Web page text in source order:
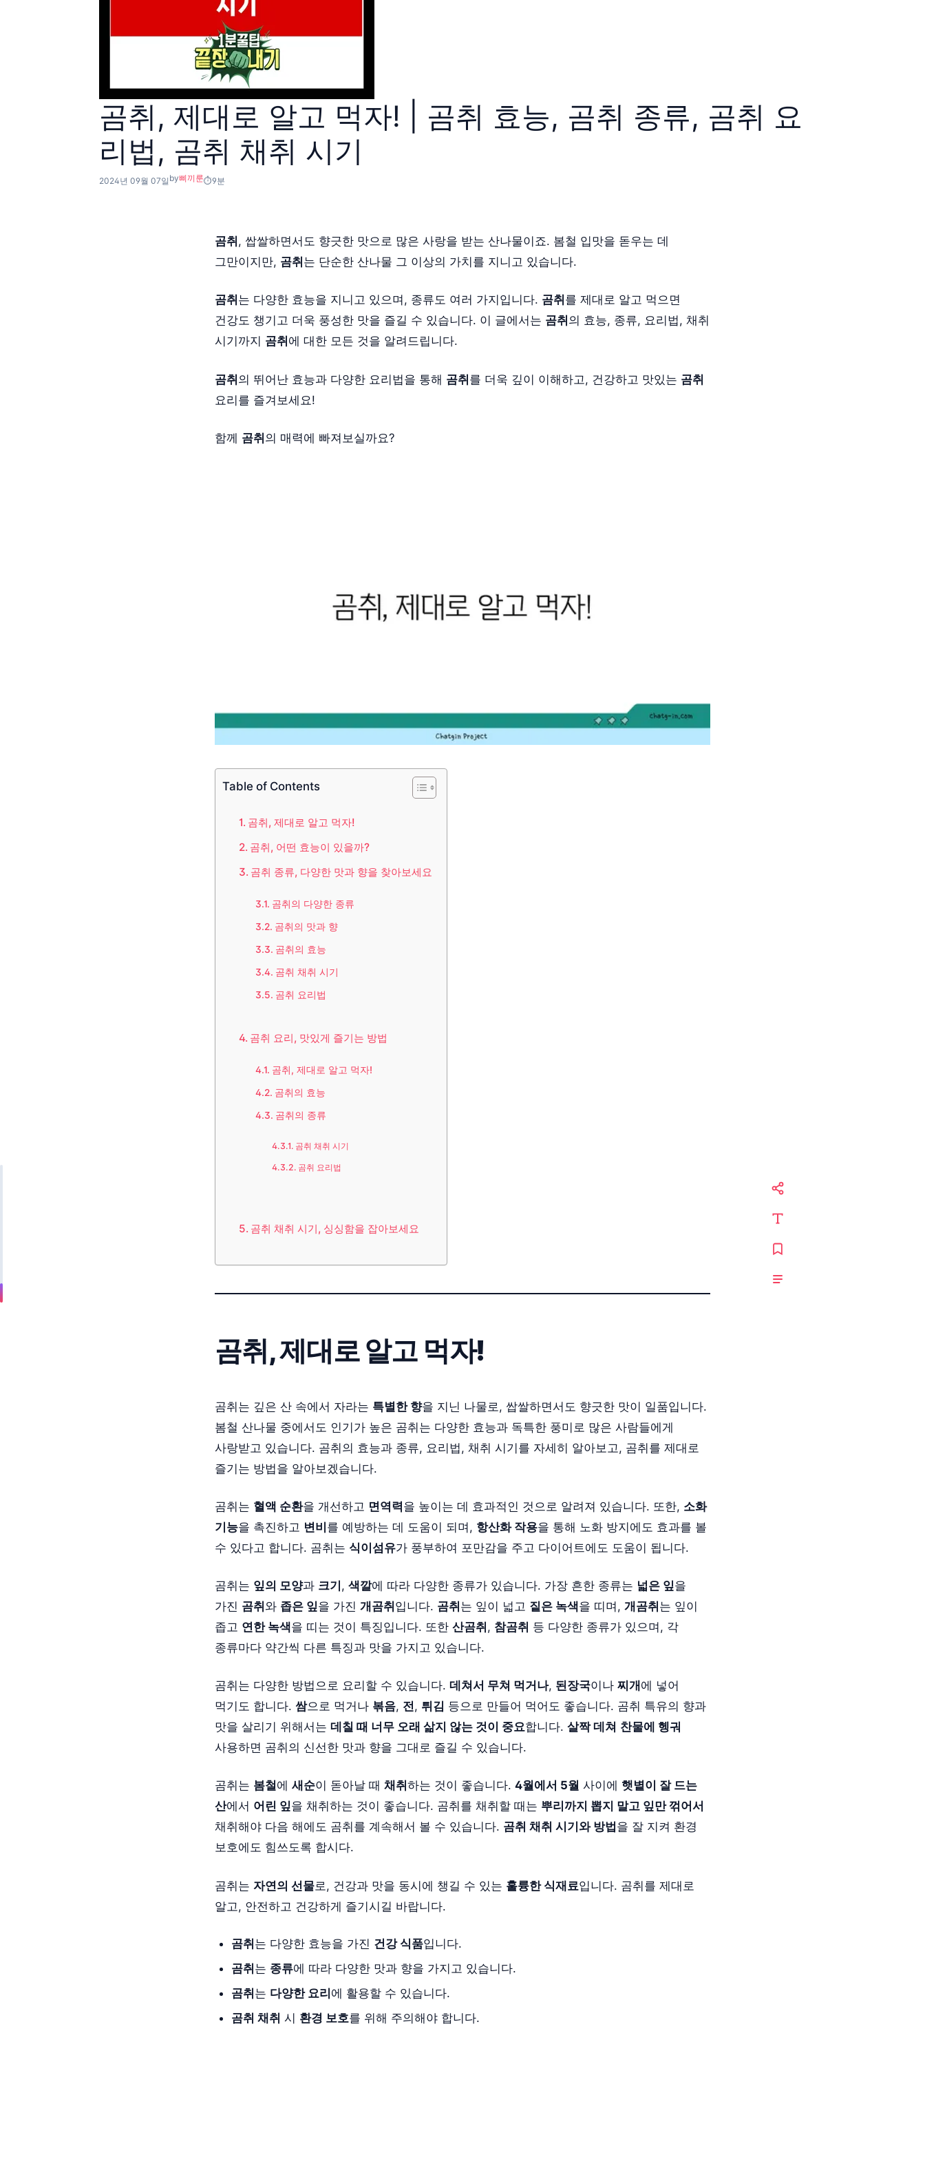
곰취, 제대로 알고 먹자! | 곰취 효능, 곰취 종류, 곰취 요
리법, 곰취 채취 시기
2024년 09월 07일 by삐끼룬 9분
곰취 , 쌉쌀하면서도 향긋한 맛으로 많은 사랑을 받는 산나물이죠. 봄철 입맛을 돋우는 데
그만이지만, 곰취 는 단순한 산나물 그 이상의 가치를 지니고 있습니다.
곰취 는 다양한 효능을 지니고 있으며, 종류도 여러 가지입니다. 곰취 를 제대로 알고 먹으면
건강도 챙기고 더욱 풍성한 맛을 즐길 수 있습니다. 이 글에서는 곰취 의 효능, 종류, 요리법, 채취
시기까지 곰취 에 대한 모든 것을 알려드립니다.
곰취의 뛰어난 효능과 다양한 요리법을 통해 곰취를 더욱 깊이 이해하고, 건강하고 맛있는 곰취
요리를 즐겨보세요!
함께 곰취의 매력에 빠져보실까요?
Table of Contents
곰취, 제대로 알고 먹자!
곰취, 어떤 효능이 있을까?
곰취 종류, 다양한 맛과 향을 찾아보세요
곰취의 다양한 종류
곰취의 맛과 향
곰취의 효능
곰취 채취 시기
곰취 요리법
곰취 요리, 맛있게 즐기는 방법
곰취, 제대로 알고 먹자!
곰취의 효능
곰취의 종류
곰취 채취 시기
곰취 요리법
곰취 채취 시기, 싱싱함을 잡아보세요
곰취, 제대로 알고 먹자!
곰취는 깊은 산 속에서 자라는 특별한 향을 지닌 나물로, 쌉쌀하면서도 향긋한 맛이 일품입니다.
봄철 산나물 중에서도 인기가 높은 곰취는 다양한 효능과 독특한 풍미로 많은 사람들에게
사랑받고 있습니다. 곰취의 효능과 종류, 요리법, 채취 시기를 자세히 알아보고, 곰취를 제대로
즐기는 방법을 알아보겠습니다.
곰취는 혈액 순환을 개선하고 면역력을 높이는 데 효과적인 것으로 알려져 있습니다. 또한, 소화
기능을 촉진하고 변비를 예방하는 데 도움이 되며, 항산화 작용을 통해 노화 방지에도 효과를 볼
수 있다고 합니다. 곰취는 식이섬유가 풍부하여 포만감을 주고 다이어트에도 도움이 됩니다.
곰취는 잎의 모양과 크기 , 색깔에 따라 다양한 종류가 있습니다. 가장 흔한 종류는 넓은 잎을
가진 곰취 와 좁은 잎을 가진 개곰취 입니다. 곰취 는 잎이 넓고 짙은 녹색을 띠며, 개곰취 는 잎이
좁고 연한 녹색을 띠는 것이 특징입니다. 또한 산곰취 , 참곰취 등 다양한 종류가 있으며, 각
종류마다 약간씩 다른 특징과 맛을 가지고 있습니다.
곰취는 다양한 방법으로 요리할 수 있습니다. 데쳐서 무쳐 먹거나, 된장국이나 찌개 에 넣어
먹기도 합니다. 쌈으로 먹거나 볶음, 전, 튀김 등으로 만들어 먹어도 좋습니다. 곰취 특유의 향과
맛을 살리기 위해서는 데칠 때 너무 오래 삶지 않는 것이 중요합니다. 살짝 데쳐 찬물에 헹궈
사용하면 곰취의 신선한 맛과 향을 그대로 즐길 수 있습니다.
곰취는 봄철에 새순이 돋아날 때 채취 하는 것이 좋습니다. 4월에서 5월 사이에 햇볕이 잘 드는
산에서 어린 잎을 채취하는 것이 좋습니다. 곰취를 채취할 때는 뿌리까지 뽑지 말고 잎만 꺾어서
채취해야 다음 해에도 곰취를 계속해서 볼 수 있습니다. 곰취 채취 시기와 방법 을 잘 지켜 환경
보호에도 힘쓰도록 합시다.
곰취는 자연의 선물로, 건강과 맛을 동시에 챙길 수 있는 훌륭한 식재료입니다. 곰취를 제대로
알고, 안전하고 건강하게 즐기시길 바랍니다.
곰취는 다양한 효능을 가진 건강 식품입니다.
곰취는 종류에 따라 다양한 맛과 향을 가지고 있습니다.
곰취는 다양한 요리에 활용할 수 있습니다.
곰취 채취 시 환경 보호를 위해 주의해야 합니다.